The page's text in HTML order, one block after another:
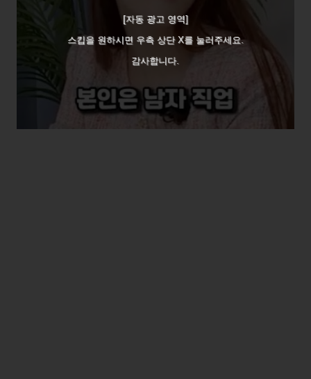
[자동 광고 영역]
스킵을 원하시면 우측 상단 X를 눌러주세요.
감사합니다.